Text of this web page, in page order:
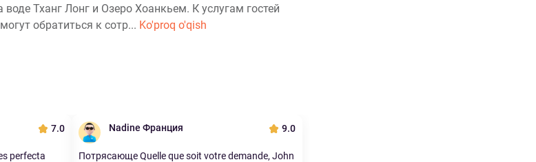
Тханг Лонг и Озеро Хоанкьем. К услугам гостей
обратиться к сотр... Ko'proq o'qish
7.0
perfecta
Nadine Франция 9.0
Потрясающе Quelle que soit votre demande, John